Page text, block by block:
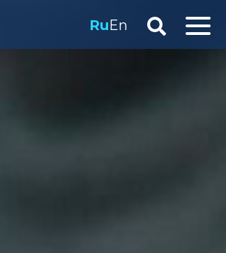
RuEn